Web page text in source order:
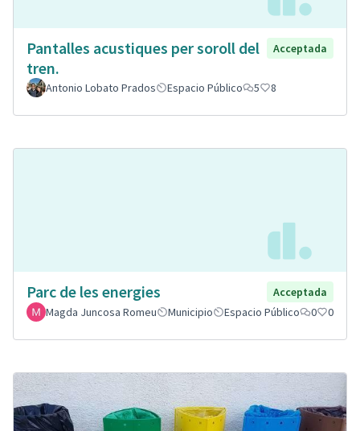
Pantalles acustiques per soroll del
tren.
Acceptada
Antonio Lobato Prados Espacio Público 5 8
Parc de les energies
Acceptada
Magda Juncosa Romeu
Municipio Espacio Público 0 0